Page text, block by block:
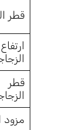
قطر
ارتفاع
قطر
مزود